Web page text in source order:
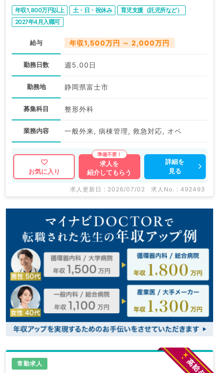
年収1,800万円以上 土・日・祝休み
育児支援（託児所など）
2027年4月入職可
給与 年収1,500万円 ～ 2,000万円
勤務日数 週5.00日
勤務地 静岡県富士市
募集科目 整形外科
業務内容 一般外来, 病棟管理, 救急対応, オペ
お気に入り
求人を
紹介してもらう
詳細を
見る
求人更新日 : 2026/07/02 求人No. : 492493
常勤求人